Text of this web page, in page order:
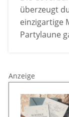
überzeugt
einzigartige
Partylaune
Anzeige